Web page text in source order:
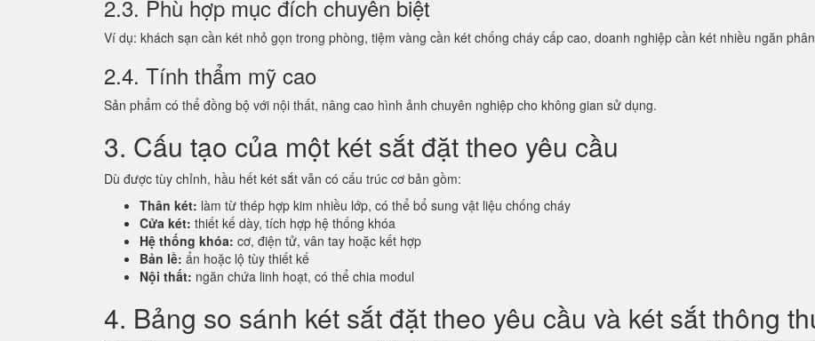
2.3. Phù hợp mục đích chuyên biệt
Ví dụ: khách sạn cần két nhỏ gọn trong phòng, tiệm vàng cần két chống cháy cấp cao, doanh nghiệp cần két nhiều ngăn
2.4. Tính thẩm mỹ cao
Sản phẩm có thể đồng bộ với nội thất, nâng cao hình ảnh chuyên nghiệp cho không gian sử dụng.
3. Cấu tạo của một két sắt đặt theo yêu cầu
Dù được tùy chỉnh, hầu hết két sắt vẫn có cấu trúc cơ bản gồm:
Thân két: làm từ thép hợp kim nhiều lớp, có thể bổ sung vật liệu chống cháy
Cửa két: thiết kế dày, tích hợp hệ thống khóa
Hệ thống khóa: cơ, điện tử, vân tay hoặc kết hợp
Bản lề: ẩn hoặc lộ tùy thiết kế
Nội thất: ngăn chứa linh hoạt, có thể chia modul
4. Bảng so sánh két sắt đặt theo yêu cầu và két sắt thông